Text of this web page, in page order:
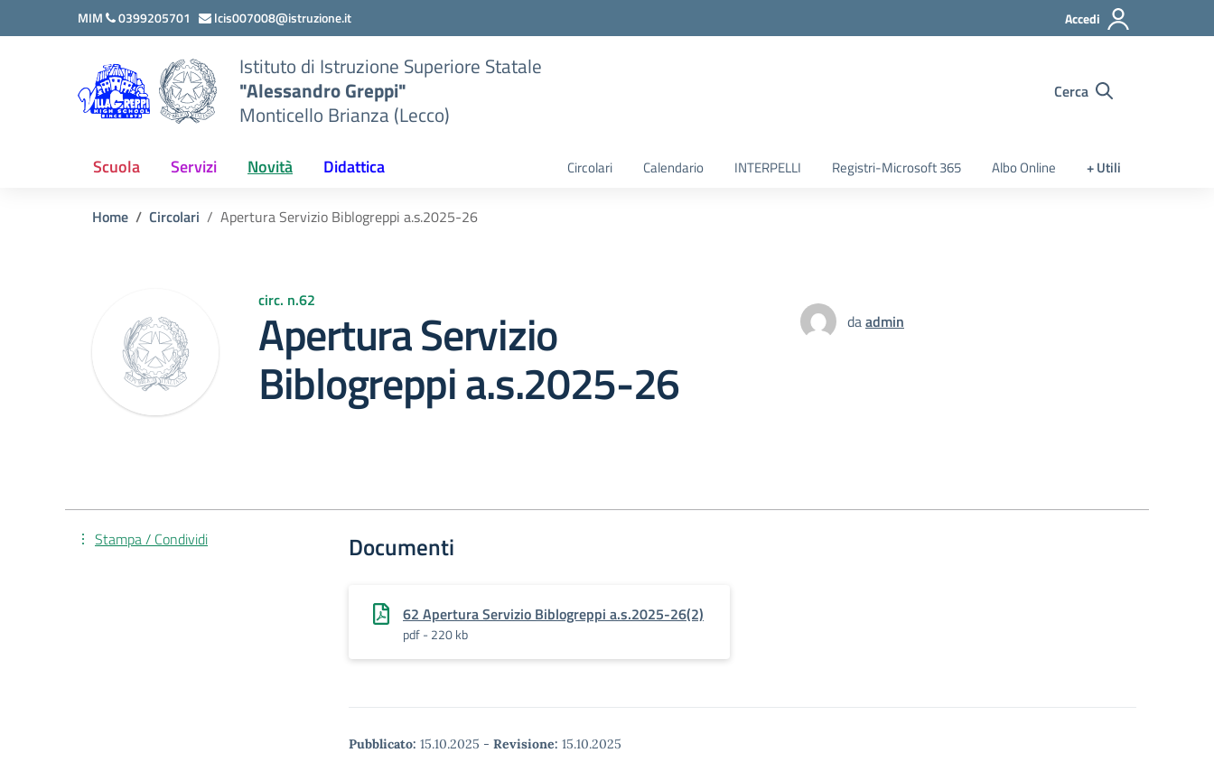
Vai ai contenuti
Vai al menu di navigazione
MIM 0399205701 lcis007008@istruzione.it Accedi
Istituto di Istruzione Superiore Statale
"Alessandro Greppi"
Monticello Brianza (Lecco)
Cerca
Scuola Servizi Novità Didattica Circolari Calendario INTERPELLI Registri-Microsoft 365 Albo Online + Utili
Home Circolari Apertura Servizio Biblogreppi a.s.2025-26
circ. n.62
Apertura Servizio
Biblogreppi a.s.2025-26
daadmin
Documenti
62 Apertura Servizio Biblogreppi a.s.2025-26(2)
pdf - 220 kb
Pubblicato: 15.10.2025 - Revisione: 15.10.2025
Stampa / Condividi